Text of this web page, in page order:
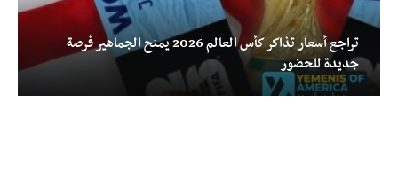
تراجع أسعار تذاكر كأس العالم 2026 يمنح الجماهير فرصة
جديدة للحضور